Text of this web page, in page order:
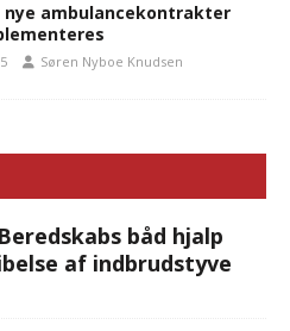
nye ambulancekontrakter
Søren Nyboe Knudsen
båd hjalp
af indbrudstyve